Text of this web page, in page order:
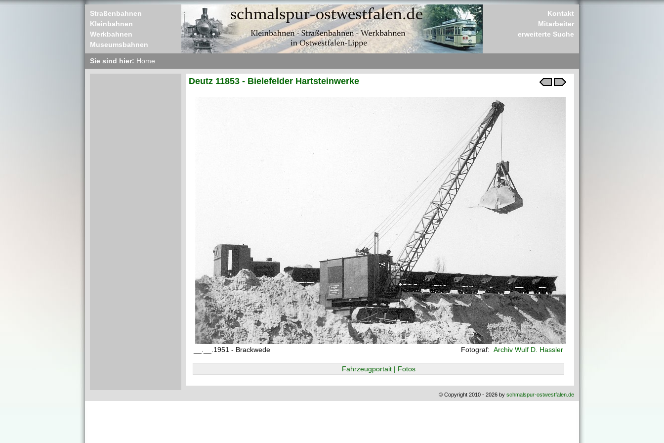
Straßenbahnen
Kleinbahnen
Werkbahnen
Museumsbahnen
Kontakt
Mitarbeiter
erweiterte Suche
Sie sind hier: Home
Deutz 11853 - Bielefelder Hartsteinwerke
__.__.1951 - Brackwede Fotograf: Archiv Wulf D. Hassler
Fahrzeugportait | Fotos
© Copyright 2010 - 2026 by schmalspur-ostwestfalen.de